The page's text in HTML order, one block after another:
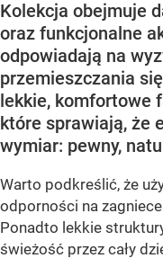
Kolekcja obejmuje
oraz funkcjonalne
odpowiadają na
przemieszczania
lekkie, komfortowe
które sprawiają, że
wymiar: pewny,
Warto podkreślić, że
odporności na
Ponadto lekkie
świeżość przez cały